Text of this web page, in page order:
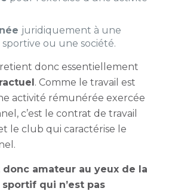
juridiquement à une
sportive ou une société.
donc essentiellement
. Comme le travail est
activité rémunérée exercée
c’est le contrat de travail
le club qui caractérise le
amateur au yeux de la
qui n’est pas